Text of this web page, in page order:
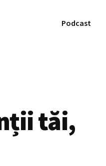
Podcast
tăi,